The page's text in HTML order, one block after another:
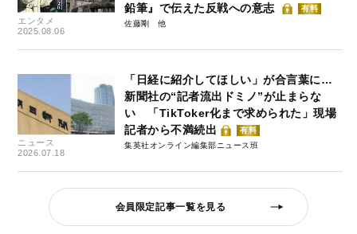
エンタメ
2025.08.06
鉛筆』で伝えた反戦への意志
有料
佐藤剛
ニュース
2026.07.18
「日経に紹介してほしい」が合言葉に…
新聞社の“記者流出ドミノ”が止まらな
い 「TikToker化まで求められた」現場
記者から不満続出
有料
集英社オンライン編集部ニュース班
会員限定記事一覧を見る